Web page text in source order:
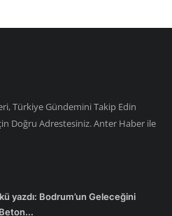
Türkiye Gündemini Takip Edin
Doğru Adrestesiniz. Anter Haber ile
yazdı: Bodrum’un Geleceğini